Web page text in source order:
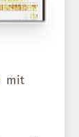
mit